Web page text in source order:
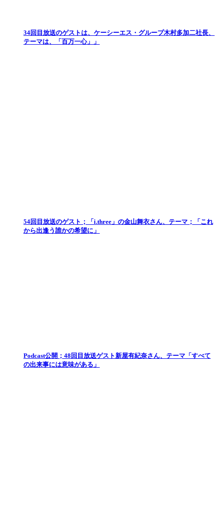
34回目放送のゲストは、ケーシーエス・グループ木村多加二社長、
テーマは、「百万一心」」
54回目放送のゲスト；「i.three」の金山舞衣さん、テーマ；「これ
から出逢う誰かの希望に」
Podcast公開；48回目放送ゲスト新屋有紀奈さん、テーマ「すべて
の出来事には意味がある」